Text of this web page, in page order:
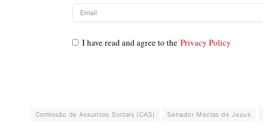
I have read and agree to the Privacy Policy
Comissão de Assuntos Sociais (CAS) Senador Mecias de Jesus